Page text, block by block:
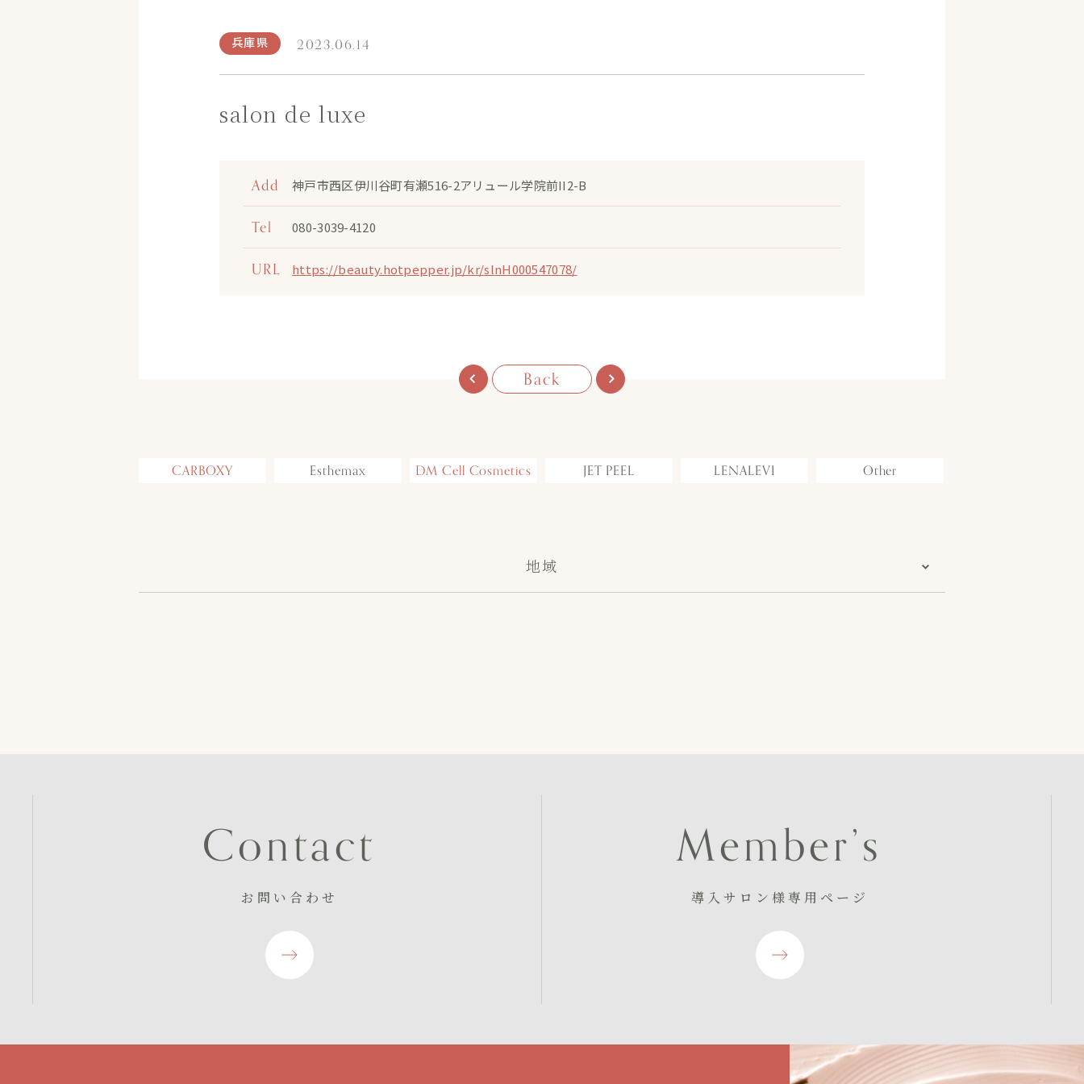
兵庫県 2023.06.14
salon de luxe
Add 神戸市西区伊川谷町有瀬516-2アリュール学院前II2-B
Tel 080-3039-4120
URL https://beauty.hotpepper.jp/kr/slnH000547078/
Back
CARBOXY Esthemax DM Cell Cosmetics JET PEEL LENALEVI Other
地域
Contact
お問い合わせ
Member’s
導入サロン様専用ページ